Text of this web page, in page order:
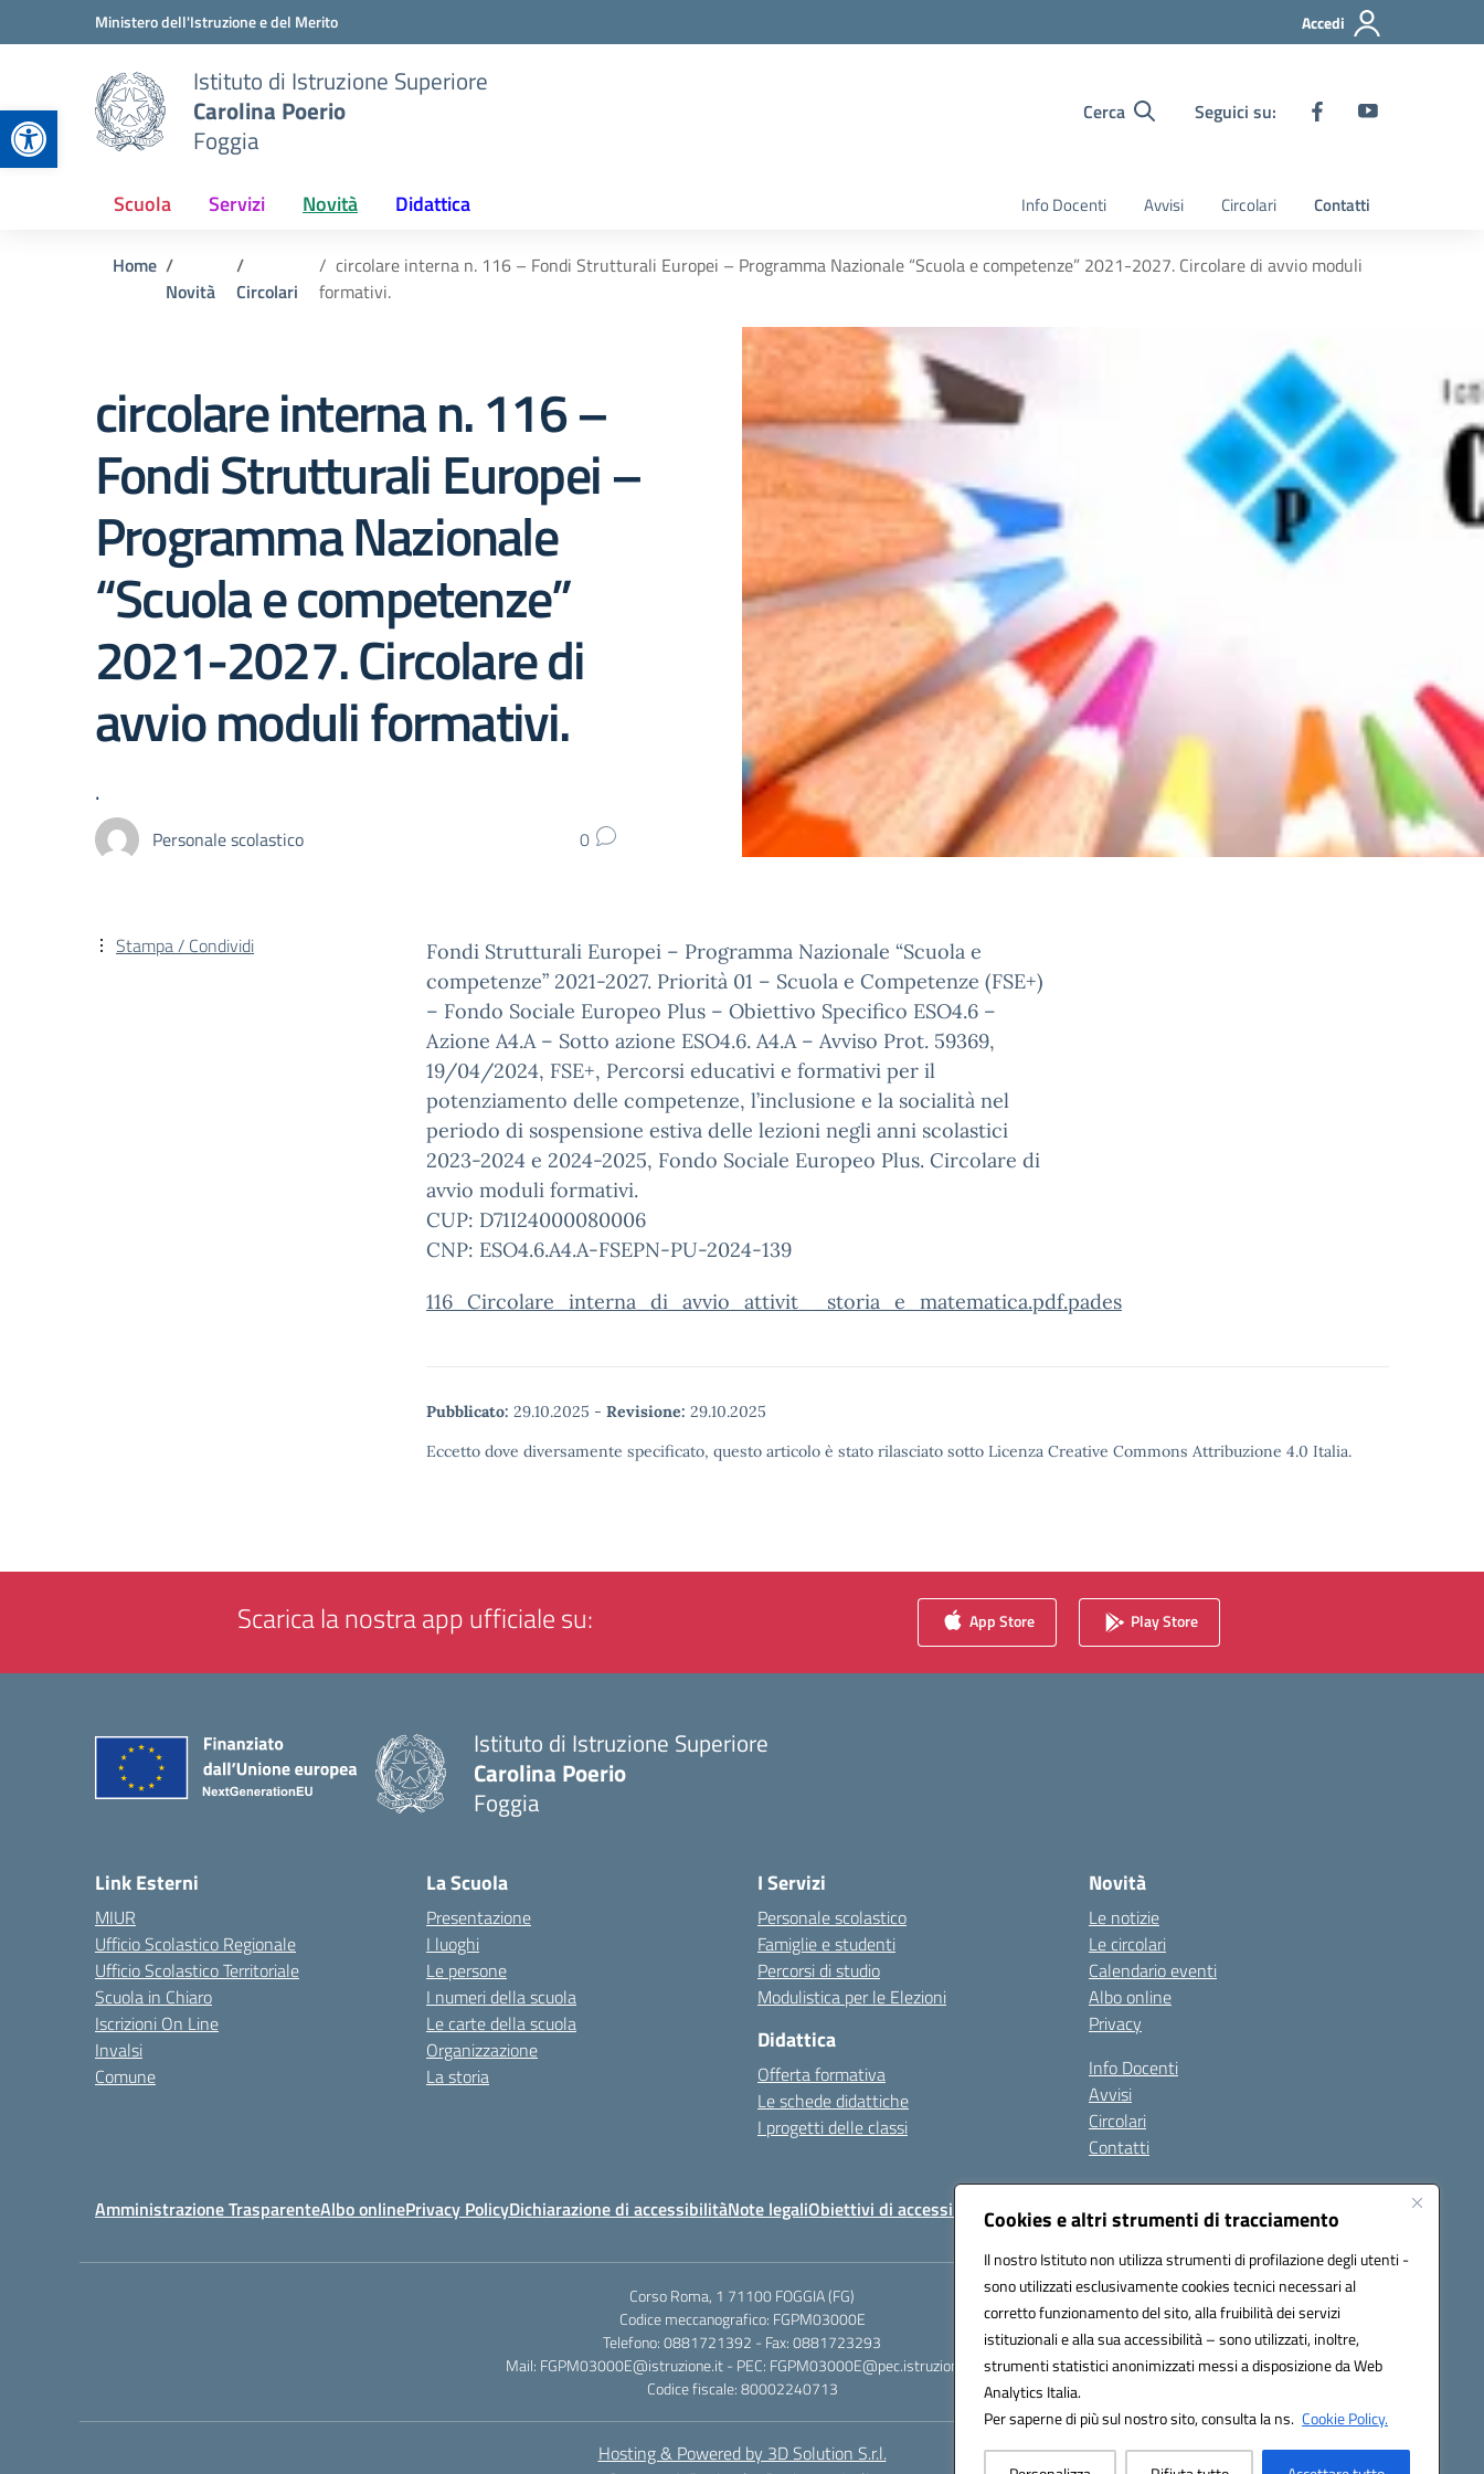
Apri la barra degli strumenti
Cookies e altri strumenti di tracciamento
Il nostro Istituto non utilizza strumenti di profilazione degli utenti -
sono utilizzati esclusivamente cookies tecnici necessari al
corretto funzionamento del sito, alla fruibilità dei servizi
istituzionali e alla sua accessibilità – sono utilizzati, inoltre,
strumenti statistici anonimizzati messi a disposizione da Web
Analytics Italia.
Per saperne di più sul nostro sito, consulta la ns. Cookie Policy.
Vai ai contenuti
Vai al menu di navigazioneMinistero dell'Istruzione e del Merito Accedi
Istituto di Istruzione Superiore
Carolina Poerio
Foggia
Cerca Seguici su:
Scuola Servizi Novità Didattica Info Docenti Avvisi Circolari Contatti
Home
Novità
Circolari
circolare interna n. 116 – Fondi Strutturali Europei – Programma Nazionale “Scuola e competenze” 2021-2027. Circolare di avvio moduli
formativi.
circolare interna n. 116 –
Fondi Strutturali Europei –
Programma Nazionale
“Scuola e competenze”
2021-2027. Circolare di
avvio moduli formativi.
.
Personale scolastico 0
Fondi Strutturali Europei – Programma Nazionale “Scuola e
competenze” 2021-2027. Priorità 01 – Scuola e Competenze (FSE+)
– Fondo Sociale Europeo Plus – Obiettivo Specifico ESO4.6 –
Azione A4.A – Sotto azione ESO4.6. A4.A – Avviso Prot. 59369,
19/04/2024, FSE+, Percorsi educativi e formativi per il
potenziamento delle competenze, l’inclusione e la socialità nel
periodo di sospensione estiva delle lezioni negli anni scolastici
2023-2024 e 2024-2025, Fondo Sociale Europeo Plus. Circolare di
avvio moduli formativi.
CUP: D71I24000080006
CNP: ESO4.6.A4.A-FSEPN-PU-2024-139
116_Circolare_interna_di_avvio_attivit__storia_e_matematica.pdf.pades
Pubblicato: 29.10.2025 - Revisione: 29.10.2025
Eccetto dove diversamente specificato, questo articolo è stato rilasciato sotto Licenza Creative Commons Attribuzione 4.0 Italia.
Stampa / Condividi
Scarica la nostra app ufficiale su: App Store Play Store
Istituto di Istruzione Superiore
Carolina Poerio
Foggia
Link Esterni
MIUR
Ufficio Scolastico Regionale
Ufficio Scolastico Territoriale
Scuola in Chiaro
Iscrizioni On Line
Invalsi
Comune
La Scuola
Presentazione
I luoghi
Le persone
I numeri della scuola
Le carte della scuola
Organizzazione
La storia
I Servizi
Personale scolastico
Famiglie e studenti
Percorsi di studio
Modulistica per le Elezioni
Didattica
Offerta formativa
Le schede didattiche
I progetti delle classi
Novità
Le notizie
Le circolari
Calendario eventi
Albo online
Privacy
Info Docenti
Avvisi
Circolari
Contatti
Amministrazione TrasparenteAlbo onlinePrivacy PolicyDichiarazione di accessibilitàNote legaliObiettivi di accessibilità Seguici su:
Corso Roma, 1 71100 FOGGIA (FG)
Codice meccanografico: FGPM03000E
Telefono: 0881721392 - Fax: 0881723293
Mail: FGPM03000E@istruzione.it - PEC: FGPM03000E@pec.istruzione.it
Codice fiscale: 80002240713
Hosting & Powered by 3D Solution S.r.l.